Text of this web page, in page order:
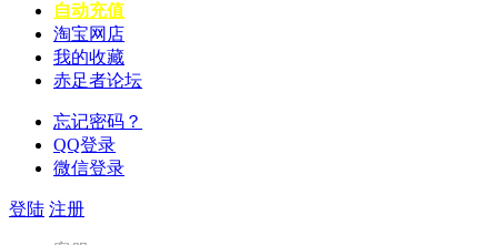
自动充值
淘宝网店
我的收藏
赤足者论坛
忘记密码？
QQ登录
微信登录
登陆 注册